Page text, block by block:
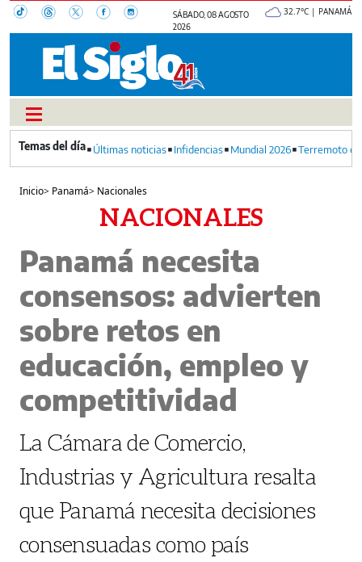
SÁBADO, 08 AGOSTO
2026
32.7°C | PANAMÁ
Últimas noticias Infidencias Mundial 2026 Terremoto
Inicio> Panamá> Nacionales
NACIONALES
Panamá necesita
consensos: advierten
sobre retos en
educación, empleo y
competitividad
La Cámara de Comercio,
Industrias y Agricultura resalta
que Panamá necesita decisiones
consensuadas como país